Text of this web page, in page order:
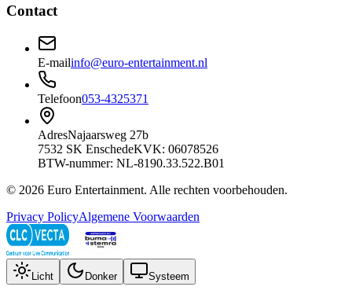
Contact
E-mailinfo@euro-entertainment.nl
Telefoon053-4325371
AdresNajaarsweg 27b
7532 SK EnschedeKVK: 06078526
BTW-nummer: NL-8190.33.522.B01
© 2026 Euro Entertainment. Alle rechten voorbehouden.
Privacy PolicyAlgemene Voorwaarden
Licht Donker Systeem